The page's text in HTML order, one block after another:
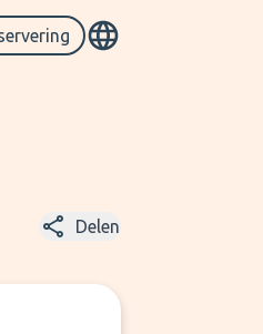
Delen